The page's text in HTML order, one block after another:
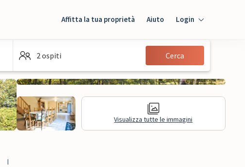
Affitta la tua proprietà Aiuto Login
Ospiti
2 ospiti Cerca
Visualizza tutte le immagini
Recensioni